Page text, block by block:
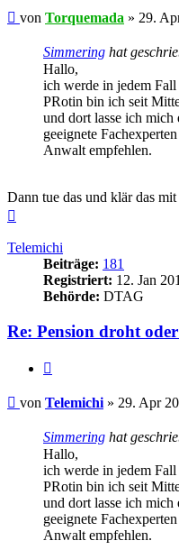
Beitrag
von Torquemada » 29.
Simmering hat
Hallo,
ich werde in jedem
PRotin bin ich seit
und dort lasse ich mich
geeignete
Anwalt empfehlen.
Dann tue das und klär das
Telemichi
Beiträge: 181
Registriert: 12. Jan
Behörde: DTAG
Re: Pension droht
Beitrag
von Telemichi » 29. Apr
Simmering hat
Hallo,
ich werde in jedem
PRotin bin ich seit
und dort lasse ich mich
geeignete
Anwalt empfehlen.